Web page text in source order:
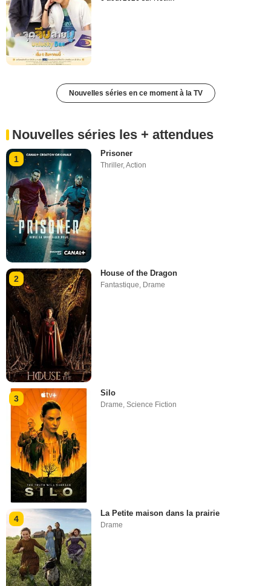
Nouvelles séries en ce moment à la TV
Nouvelles séries les + attendues
1
Prisoner
Thriller,Action
2
House of the Dragon
Fantastique, Drame
3
Silo
Drame,Science Fiction
4
La Petite maison dans la prairie
Drame